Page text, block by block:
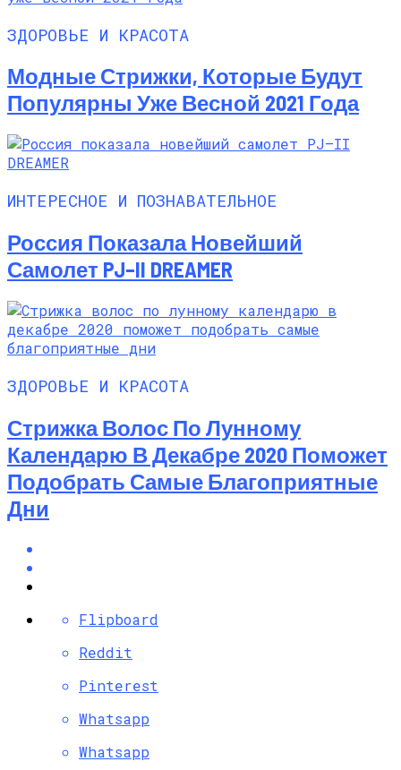
ЗДОРОВЬЕ И КРАСОТА
Модные Стрижки, Которые Будут
Популярны Уже Весной 2021 Года
ИНТЕРЕСНОЕ И ПОЗНАВАТЕЛЬНОЕ
Россия Показала Новейший
Самолет PJ–II DREAMER
ЗДОРОВЬЕ И КРАСОТА
Стрижка Волос По Лунному
Календарю В Декабре 2020 Поможет
Подобрать Самые Благоприятные
Дни
Flipboard
Reddit
Pinterest
Whatsapp
Whatsapp